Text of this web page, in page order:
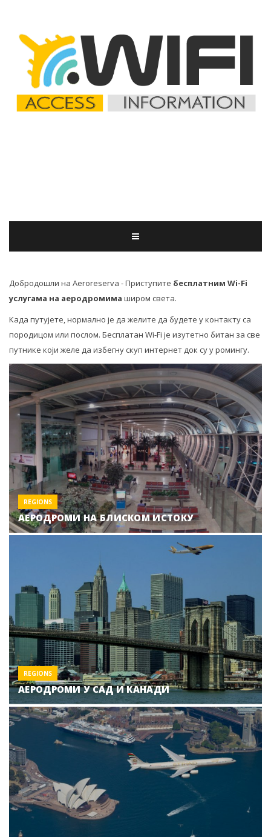
Добродошли на Aeroreserva - Приступите бесплатним Wi-Fi
услугама на аеродромима широм света.
Када путујете, нормално је да желите да будете у контакту са
породицом или послом. Бесплатан Wi-Fi је изутетно битан за све
путнике који желе да избегну скуп интернет док су у ромингу.
REGIONS
АЕРОДРОМИ НА БЛИСКОМ ИСТОКУ
REGIONS
АЕРОДРОМИ У САД И КАНАДИ